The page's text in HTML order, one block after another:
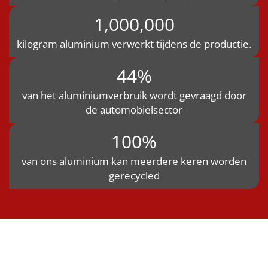
1,000,000
kilogram aluminium verwerkt tijdens de productie.
44%
van het aluminiumverbruik wordt gevraagd door
de automobielsector
100%
van ons aluminium kan meerdere keren worden
gerecycled